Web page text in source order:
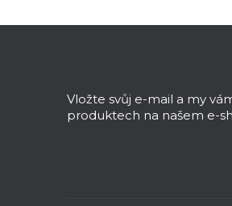
Vložte svůj e-mail a my
produktech na našem e-